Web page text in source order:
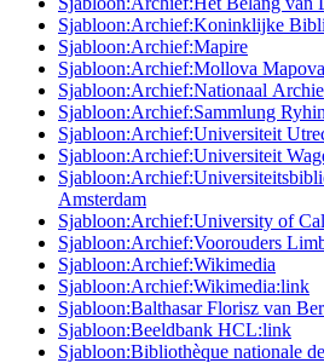
Sjabloon:Archief:Koninklijke
Sjabloon:Archief:Mapire
Sjabloon:Archief:Mollova
Sjabloon:Archief:Nationaal
Sjabloon:Archief:Sammlung
Sjabloon:Archief:Universiteit
Sjabloon:Archief:Universiteit
Amsterdam
Sjabloon:Archief:University of
Sjabloon:Archief:Voorouders
Sjabloon:Archief:Wikimedia
Sjabloon:Archief:Wikimedia:link
Sjabloon:Balthasar Florisz van
Sjabloon:Beeldbank HCL:link
Sjabloon:Bibliothèque nationale